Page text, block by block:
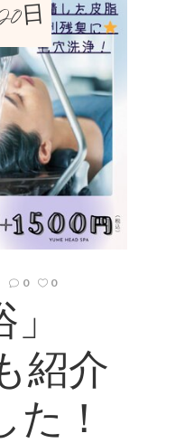
日
0 0
紹介
！